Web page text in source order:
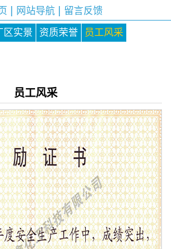
网站导航 留言反馈
区实景 资质荣誉
员工风采
员工风采